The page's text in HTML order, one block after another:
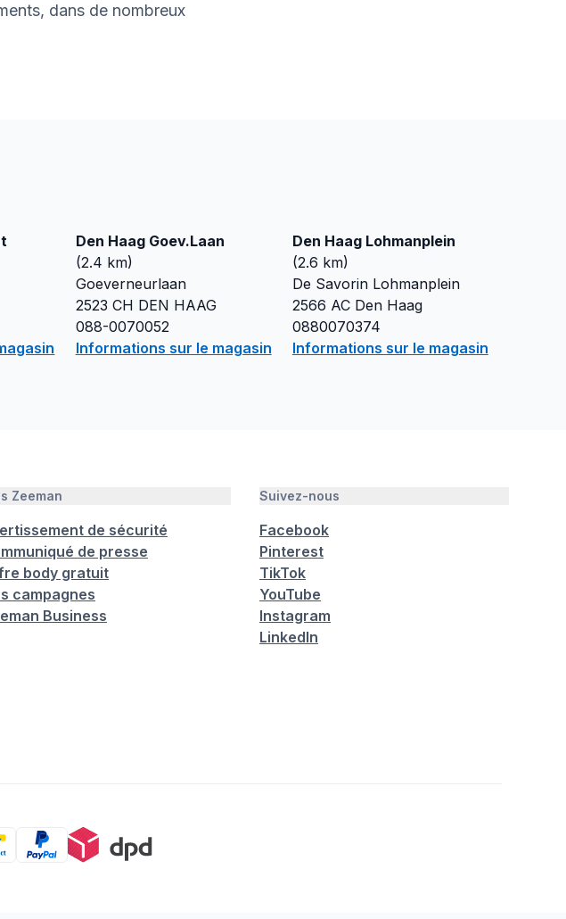
dans de nombreux
Den Haag Goev.Laan
(2.4 km)
Goeverneurlaan
2523 CH DEN HAAG
088-0070052
Informations sur le magasin
Den Haag Lohmanplein
(2.6 km)
De Savorin Lohmanplein
2566 AC Den Haag
0880070374
Informations sur le magasin
Zeeman
de sécurité
de presse
body gratuit
campagnes
Business
Suivez-nous
Facebook
Pinterest
TikTok
YouTube
Instagram
LinkedIn